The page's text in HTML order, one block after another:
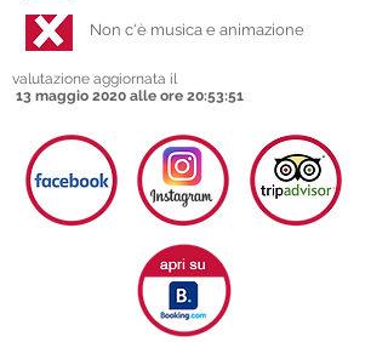
Non c'è musica e animazione
valutazione aggiornata il
13 maggio 2020 alle ore 20:53:51